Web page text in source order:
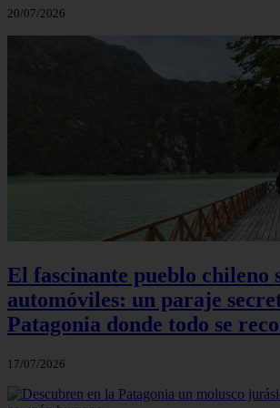
20/07/2026
El fascinante pueblo chileno
automóviles: un paraje
Patagonia donde todo se
17/07/2026